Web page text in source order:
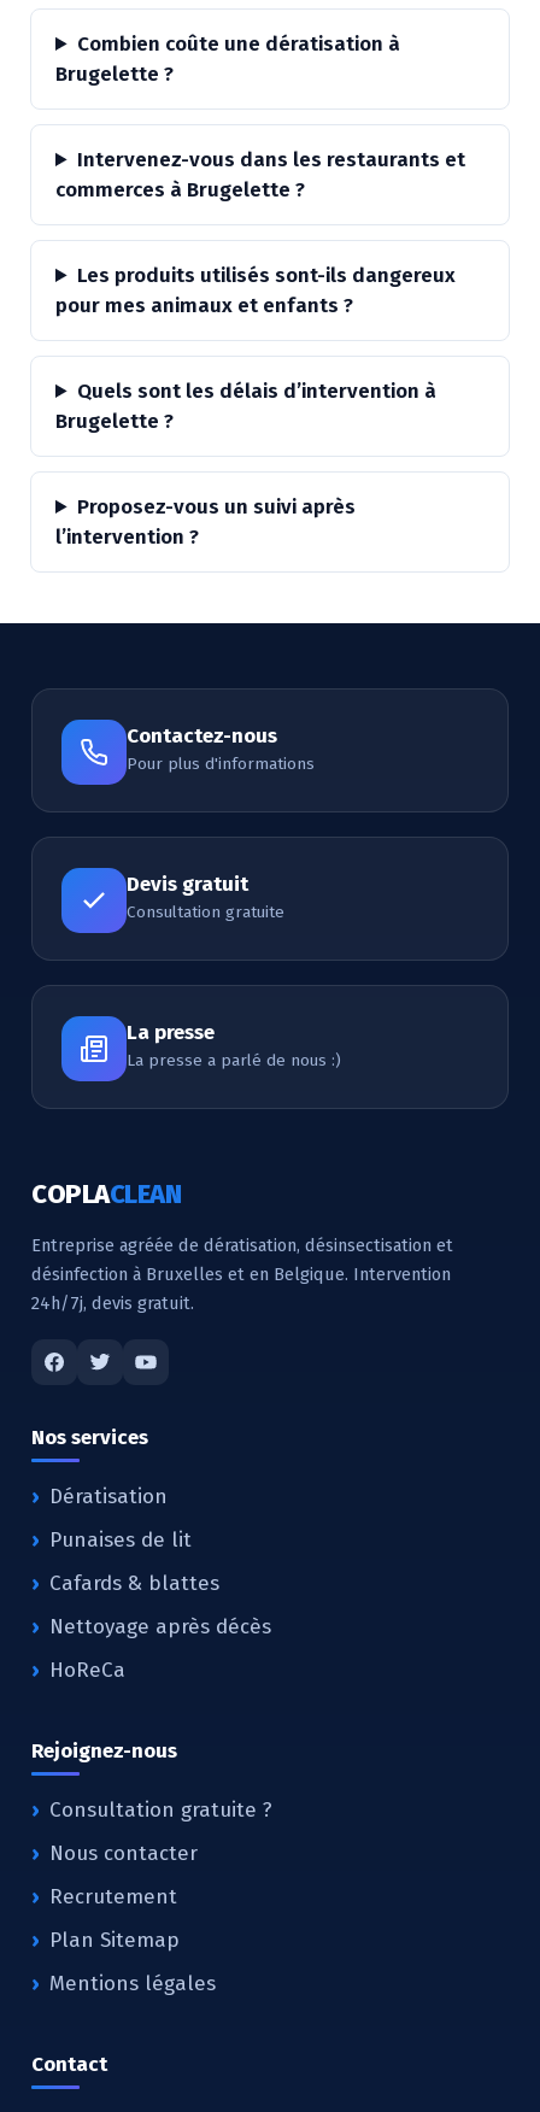
Combien coûte une dératisation à
Brugelette ?
Intervenez-vous dans les restaurants et
commerces à Brugelette ?
Les produits utilisés sont-ils dangereux
pour mes animaux et enfants ?
Quels sont les délais d’intervention à
Brugelette ?
Proposez-vous un suivi après
l’intervention ?
Contactez-nous
Pour plus d'informations
Devis gratuit
Consultation gratuite
La presse
La presse a parlé de nous :)
COPLACLEAN
Entreprise agréée de dératisation, désinsectisation et
désinfection à Bruxelles et en Belgique. Intervention
24h/7j, devis gratuit.
Nos services
Dératisation
Punaises de lit
Cafards & blattes
Nettoyage après décès
HoReCa
Rejoignez-nous
Consultation gratuite ?
Nous contacter
Recrutement
Plan Sitemap
Mentions légales
Contact